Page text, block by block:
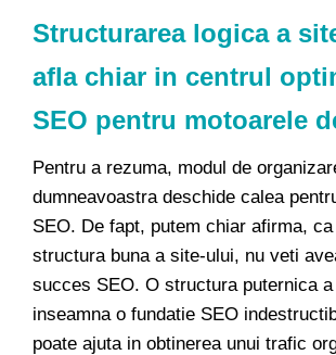
Structurarea logica a
afla chiar in centrul
SEO pentru motoarele
Pentru a rezuma, modul de
dumneavoastra deschide calea
SEO. De fapt, putem chiar afirma,
structura buna a site-ului, nu veti
succes SEO. O structura puternica
inseamna o fundatie SEO
poate ajuta in obtinerea unui trafic